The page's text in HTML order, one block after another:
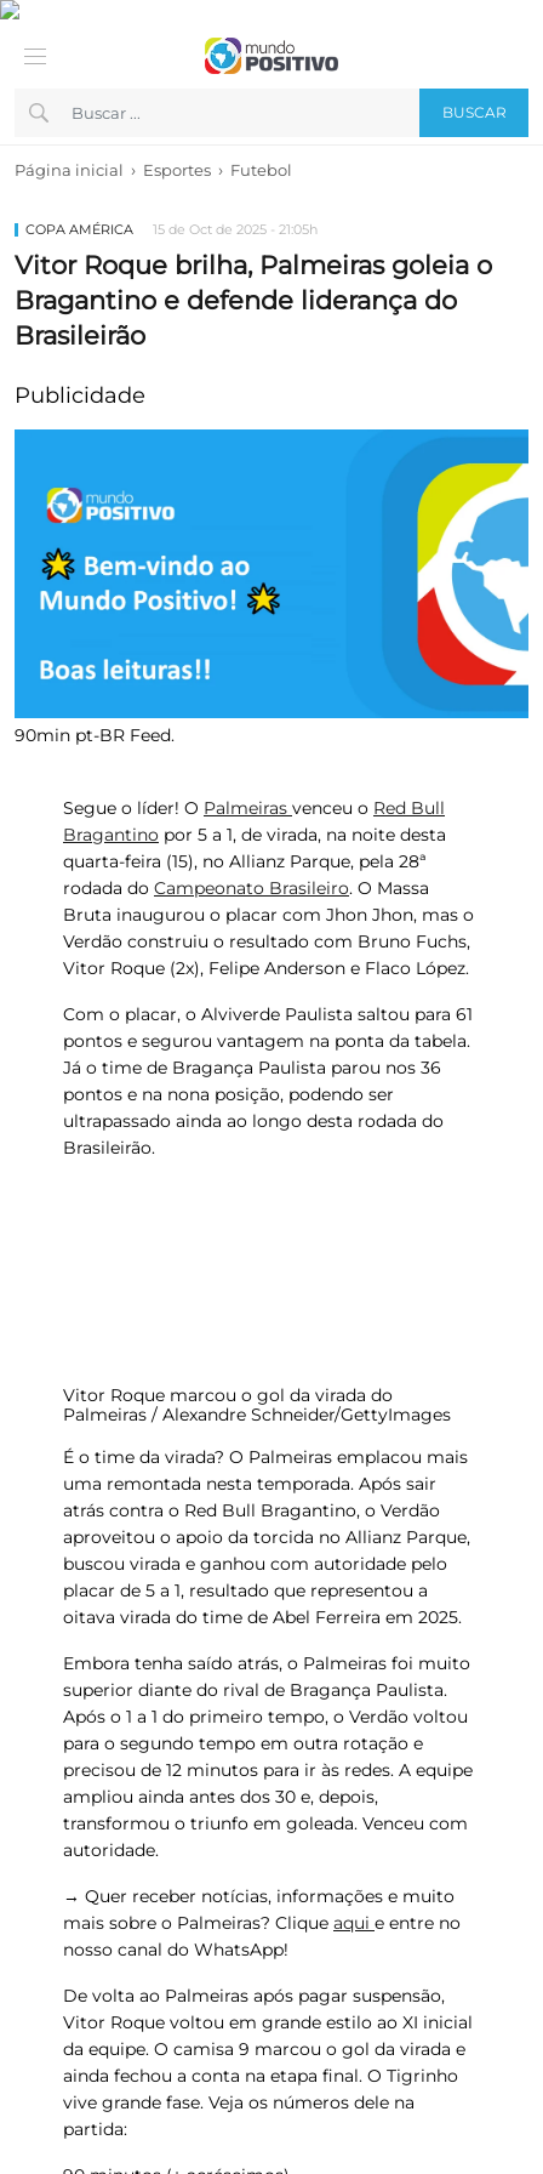
BUSCAR
Página inicial › Esportes › Futebol
COPA AMÉRICA 15 de Oct de 2025 - 21:05h
Vitor Roque brilha, Palmeiras goleia o
Bragantino e defende liderança do
Brasileirão
Publicidade
90min pt-BR Feed.
Segue o líder! O Palmeiras venceu o Red Bull
Bragantino por 5 a 1, de virada, na noite desta
quarta-feira (15), no Allianz Parque, pela 28ª
rodada do Campeonato Brasileiro. O Massa
Bruta inaugurou o placar com Jhon Jhon, mas o
Verdão construiu o resultado com Bruno Fuchs,
Vitor Roque (2x), Felipe Anderson e Flaco López.
Com o placar, o Alviverde Paulista saltou para 61
pontos e segurou vantagem na ponta da tabela.
Já o time de Bragança Paulista parou nos 36
pontos e na nona posição, podendo ser
ultrapassado ainda ao longo desta rodada do
Brasileirão.
Vitor Roque marcou o gol da virada do
Palmeiras / Alexandre Schneider/GettyImages
É o time da virada? O Palmeiras emplacou mais
uma remontada nesta temporada. Após sair
atrás contra o Red Bull Bragantino, o Verdão
aproveitou o apoio da torcida no Allianz Parque,
buscou virada e ganhou com autoridade pelo
placar de 5 a 1, resultado que representou a
oitava virada do time de Abel Ferreira em 2025.
Embora tenha saído atrás, o Palmeiras foi muito
superior diante do rival de Bragança Paulista.
Após o 1 a 1 do primeiro tempo, o Verdão voltou
para o segundo tempo em outra rotação e
precisou de 12 minutos para ir às redes. A equipe
ampliou ainda antes dos 30 e, depois,
transformou o triunfo em goleada. Venceu com
autoridade.
→ Quer receber notícias, informações e muito
mais sobre o Palmeiras? Clique aqui e entre no
nosso canal do WhatsApp!
De volta ao Palmeiras após pagar suspensão,
Vitor Roque voltou em grande estilo ao XI inicial
da equipe. O camisa 9 marcou o gol da virada e
ainda fechou a conta na etapa final. O Tigrinho
vive grande fase. Veja os números dele na
partida: